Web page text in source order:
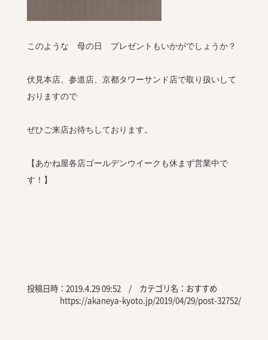
このような 母の日 プレゼントもいかがでしょうか？
伏見本店、参道店、京都タワーサンド店で取り扱いして
おりますので
ぜひご来店お待ちしております。
【あかね屋各店ゴールデンウイークも休まず営業中で
す！】
投稿日時：2019.4.29 09:52 / カテゴリ名： おすすめ
https://akaneya-kyoto.jp/2019/04/29/post-32752/